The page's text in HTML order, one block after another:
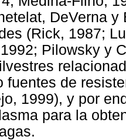
DeVerna
(Rick, 1987;
Pilowsky y
fuentes de
1999), y por
para la